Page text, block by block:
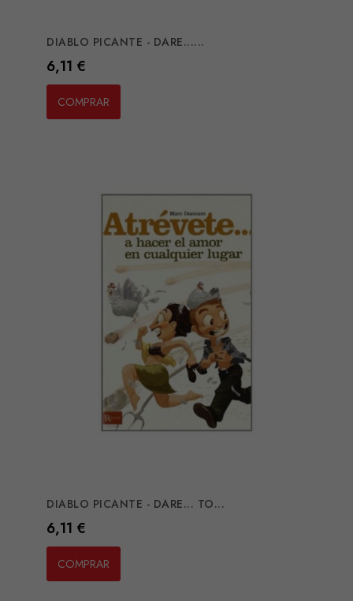
DIABLO PICANTE - DARE......
Preço
6,11 €
COMPRAR
DIABLO PICANTE - DARE... TO...
Preço
6,11 €
COMPRAR